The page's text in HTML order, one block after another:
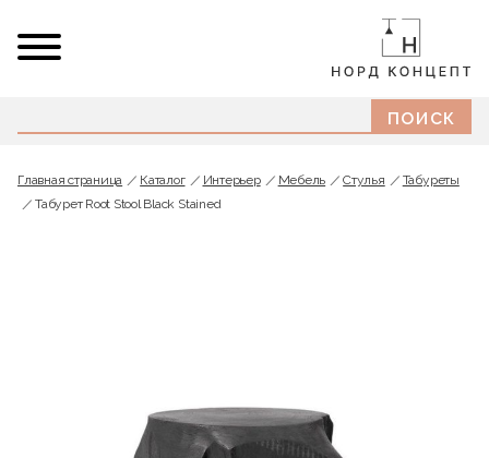
Главная страница Каталог Интерьер Мебель Стулья
Табуреты
Табурет Root Stool Black Stained